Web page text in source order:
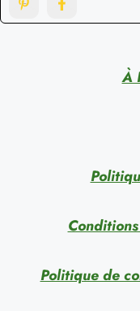
À
Politique de